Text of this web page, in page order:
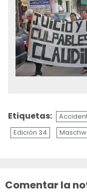
Etiquetas:
Edición 34
Comentar la